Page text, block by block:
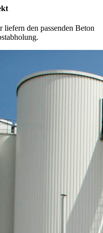
den passenden Beton